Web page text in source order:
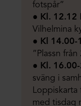
fotspår”
●
Kl. 12.12
Vilhelmina
●
Kl 14.00-
”Plassn
● Kl.
sväng i
Loppiskarta
med tisdag